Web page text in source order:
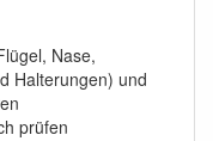
Nase,
Halterungen) und
prüfen